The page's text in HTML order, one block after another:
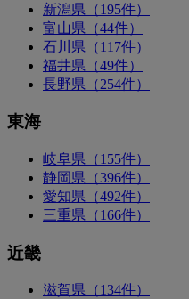
新潟県（195件）
富山県（44件）
石川県（117件）
福井県（49件）
長野県（254件）
東海
岐阜県（155件）
静岡県（396件）
愛知県（492件）
三重県（166件）
近畿
滋賀県（134件）